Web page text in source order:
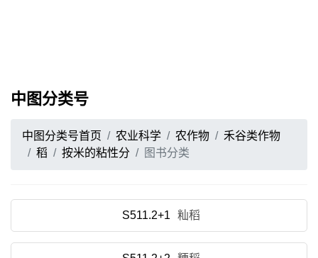
中图分类号
中图分类号首页 农业科学 农作物
禾谷类作物
稻
按米的粘性分 图书分类
S511.2+1 籼稻